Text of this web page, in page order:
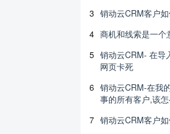
3 销动云CRM客户
4 商机和线索是一个
5 销动云CRM- 在导
网页卡死
6 销动云CRM-在我
事的所有客户,该
7 销动云CRM客户